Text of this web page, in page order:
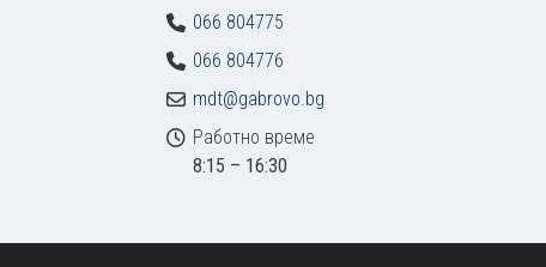
066 804775
066 804776
mdt@gabrovo.bg
Работно време
8:15 – 16:30